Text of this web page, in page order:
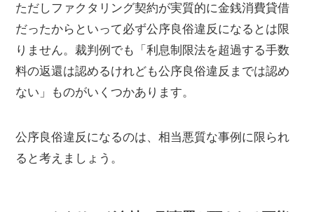
ただしファクタリング契約が実質的に金銭消費貸借
だったからといって必ず公序良俗違反になるとは限
りません。裁判例でも「利息制限法を超過する手数
料の返還は認めるけれども公序良俗違反までは認め
ない」ものがいくつかあります。
公序良俗違反になるのは、相当悪質な事例に限られ
ると考えましょう。